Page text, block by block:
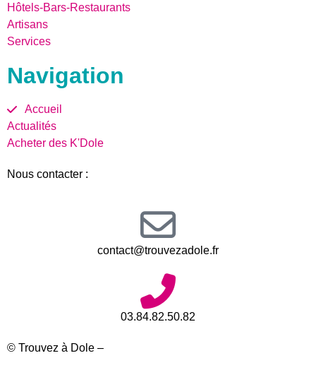
Hôtels-Bars-Restaurants
Artisans
Services
Navigation
Accueil
Actualités
Acheter des K'Dole
Nous contacter :
contact@trouvezadole.fr
03.84.82.50.82
© Trouvez à Dole –